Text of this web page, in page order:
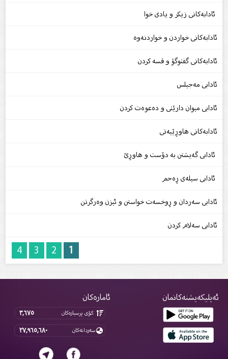
ئادابەکانی زیکر و یادی خوا
ئادابەکانى خواردن و خواردنەوە
ئادابەکانى گفتوگۆ و قسە کردن
ئادابی مەجیلس
ئادابی میوان دارێتی و دەعوەت کردن
ئادابەکانى هاوڕێیەتى
ئادابی گەیشتن بە دۆست و هاوڕێ
ئادابی سیلەی ڕەحم
ئادابی سەردان و ڕوخسەت خواستن و ئیزن وەرگرتن
ئادابی سەلام کردن
1
2
3
4
ئەپلیکەیشنەکانمان ئامارەکان
کۆی پرسیارەکان ٣,٦٧٥
سەردانەکان ٢٧,٩٦٥,٦٨٠